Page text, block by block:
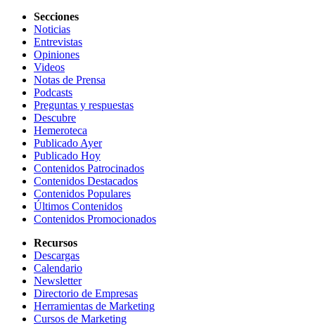
Secciones
Noticias
Entrevistas
Opiniones
Videos
Notas de Prensa
Podcasts
Preguntas y respuestas
Descubre
Hemeroteca
Publicado Ayer
Publicado Hoy
Contenidos Patrocinados
Contenidos Destacados
Contenidos Populares
Últimos Contenidos
Contenidos Promocionados
Recursos
Descargas
Calendario
Newsletter
Directorio de Empresas
Herramientas de Marketing
Cursos de Marketing